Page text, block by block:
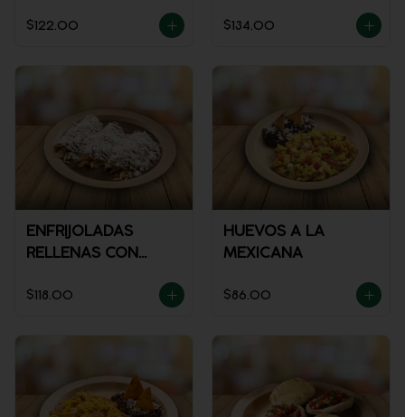
$122.00 $134.00
ENFRIJOLADAS
RELLENAS CON
$118.00
HUEVOS A LA
MEXICANA
$86.00